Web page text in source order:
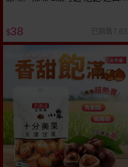
$38 已銷售7,631